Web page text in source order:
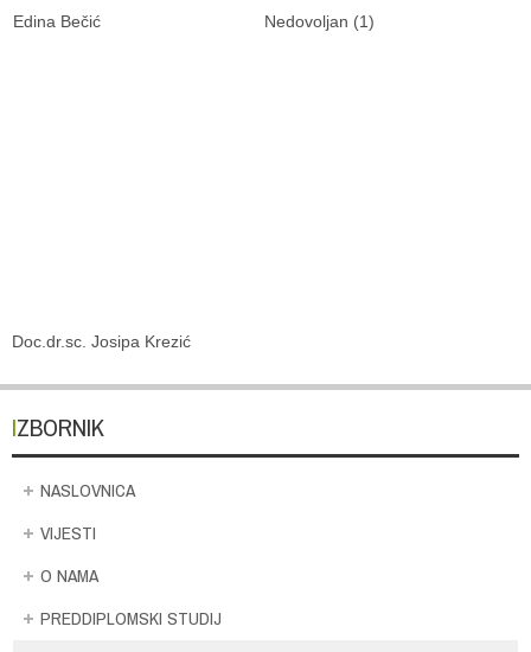
Edina Bečić Nedovoljan (1)
Doc.dr.sc. Josipa Krezić
IZBORNIK
NASLOVNICA
VIJESTI
O NAMA
PREDDIPLOMSKI STUDIJ